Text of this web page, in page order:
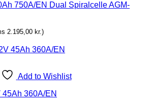
750A/EN Dual Spiralcelle AGM-
2.195,00 kr.)
Add to Wishlist
360A/EN